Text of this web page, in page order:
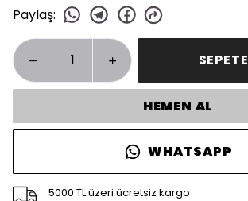
Paylaş:
HEMEN AL
WHATSAPP
5000 TL üzeri ücretsiz kargo